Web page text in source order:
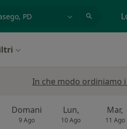
In che modo ordiniamo
Domani
9 Ago
Lun,
10 Ago
Mar,
11 Ago